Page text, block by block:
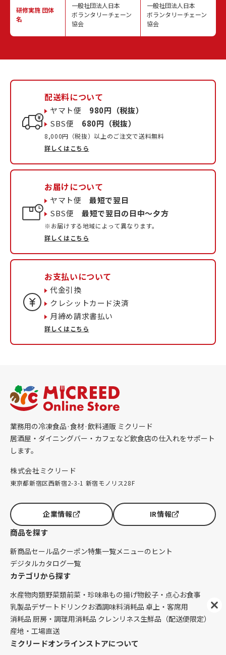
研修実施 団体
名
一般社団法人日本
ボランタリーチェーン
協会
一般社団法人日本
ボランタリーチェーン
協会
配送料について
ヤマト便 980円（税抜）
SBS便 680円（税抜）
8,000円（税抜）以上のご注文で送料無料
詳しくはこちら
お届けについて
ヤマト便最短で翌日
SBS便最短で翌日の日中〜夕方
※お届けする地域によって異なります。
詳しくはこちら
お支払いについて
代金引換
クレシットカード決済
月締め請求書払い
詳しくはこちら
業務用の冷凍食品·食材·飲料通販 ミクリード
居酒屋・ダイニングバー・カフェなど飲食店の仕入れをサポート
します。
株式会社ミクリード
東京都新宿区西新宿2-3-1 新宿モノリス28F
企業情報 IR情報
商品を探す
新商品セール品クーポン特集一覧メニューのヒント
デジタルカタログ一覧
カテゴリから探す
水産物肉類野菜類前菜・珍味串もの揚げ物餃子・点心お食事
乳製品デザート ドリンク お酒調味料消耗品 卓上・客席用
消耗品 厨房・調理用消耗品 クレンリネス生鮮品（配送便限定）
産地・工場直送
ミクリードオンラインストアについて